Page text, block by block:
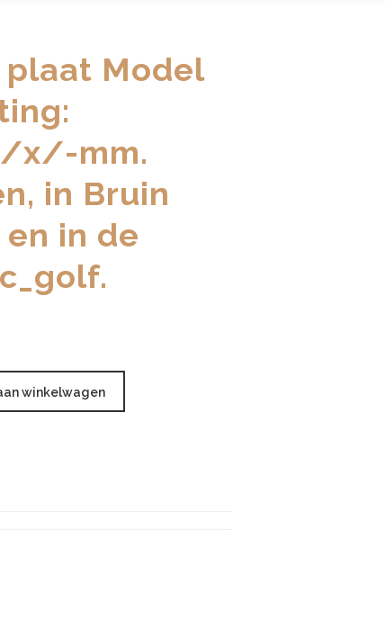
Model
x/-mm.
in Bruin
in de
winkelwagen